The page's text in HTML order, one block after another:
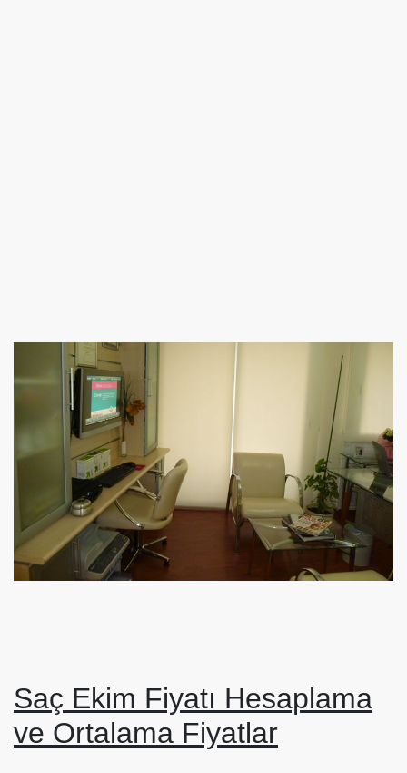
Saç Ekim Fiyatı Hesaplama
ve Ortalama Fiyatlar